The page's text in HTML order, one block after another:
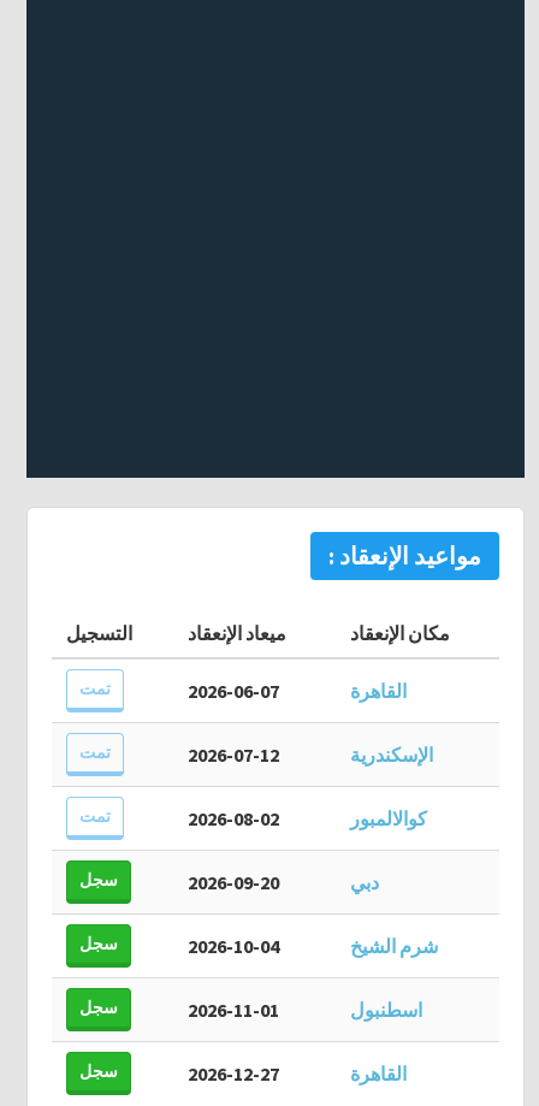
مواعيد الإنعقاد :
مكان الإنعقاد ميعاد الإنعقاد التسجيل
القاهرة 2026-06-07 تمت
الإسكندرية 2026-07-12 تمت
كوالالمبور 2026-08-02 تمت
دبي 2026-09-20 سجل
شرم الشيخ 2026-10-04 سجل
اسطنبول 2026-11-01 سجل
القاهرة 2026-12-27 سجل